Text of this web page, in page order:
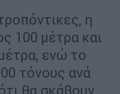
η
100 μέτρα και
ενώ το
τόνους ανά
θα σκάβουν